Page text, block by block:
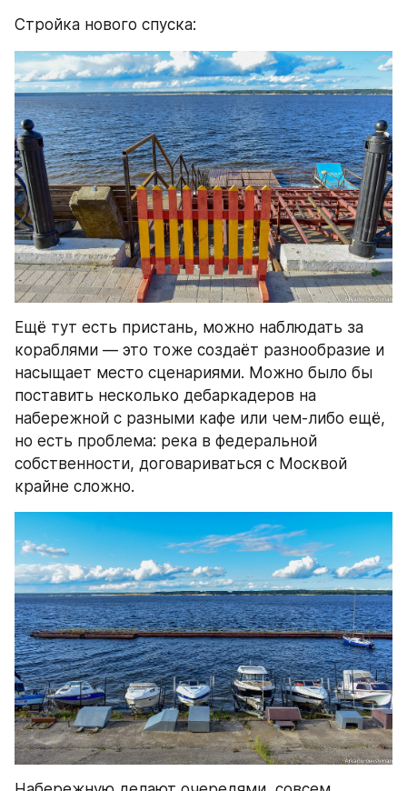
Стройка нового спуска:
Ещё тут есть пристань, можно наблюдать за
кораблями — это тоже создаёт разнообразие и
насыщает место сценариями. Можно было бы
поставить несколько дебаркадеров на
набережной с разными кафе или чем-либо ещё,
но есть проблема: река в федеральной
собственности, договариваться с Москвой
крайне сложно.